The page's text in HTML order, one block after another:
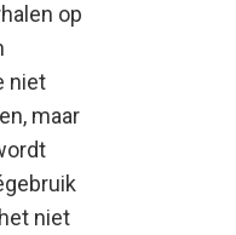
op
niet
maar
niet